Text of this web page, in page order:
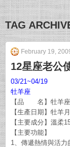
TAG
February 19,
12星座老公
03/21~04/19
牡羊座
【品 名】牡羊
【生產日期】牡羊
【主要成分】溫柔
【主要功能】
1、傳遞熱情與活力